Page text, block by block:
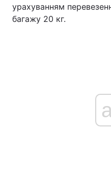
урахуванням
багажу 20 кг.